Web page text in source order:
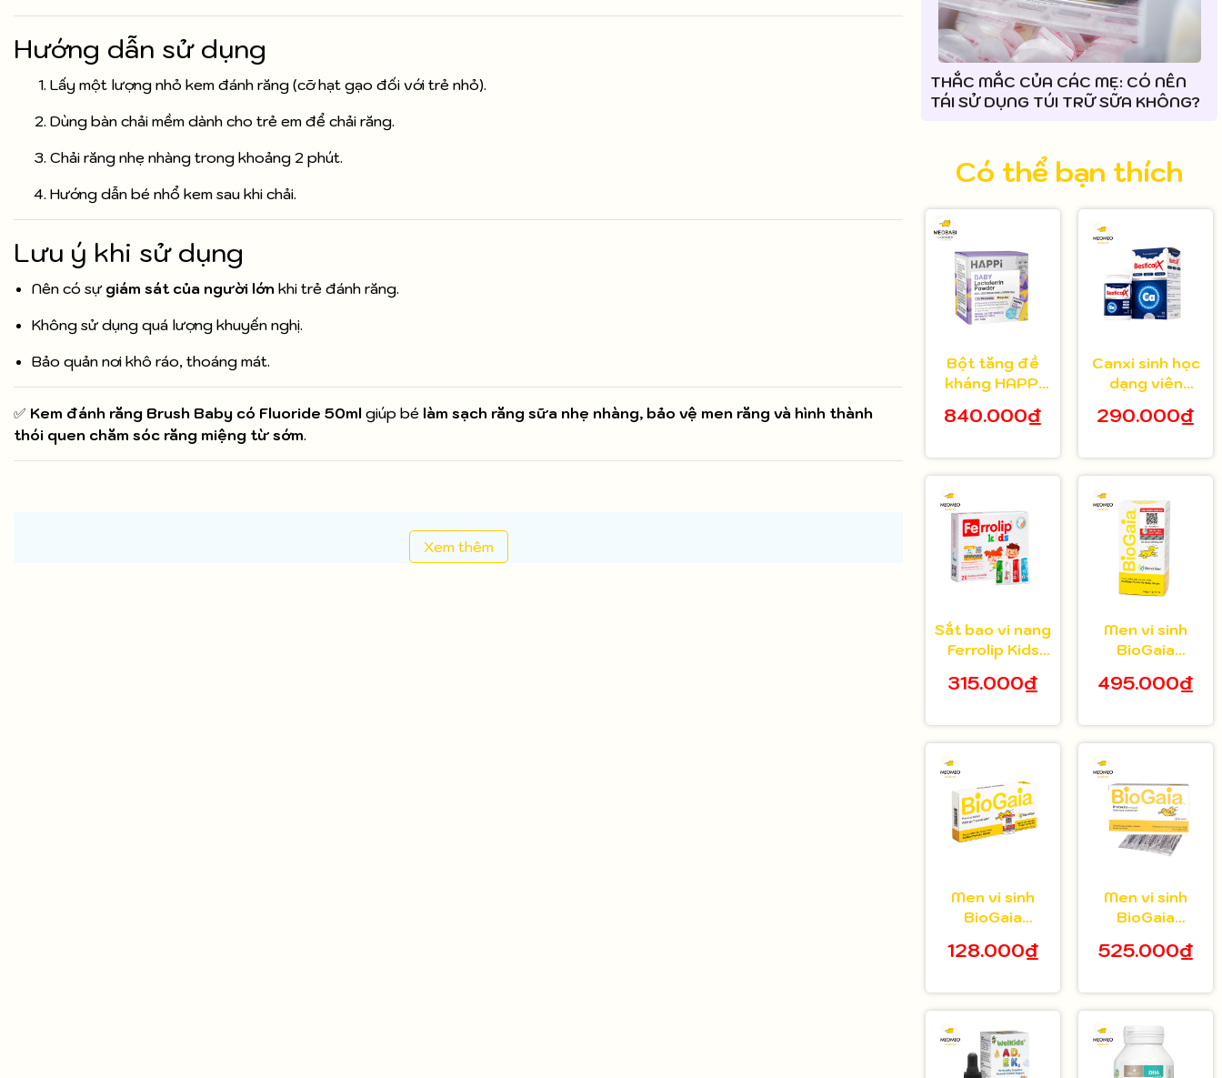
Hướng dẫn sử dụng
Lấy một lượng nhỏ kem đánh răng (cỡ hạt gạo đối với trẻ nhỏ).
Dùng bàn chải mềm dành cho trẻ em để chải răng.
Chải răng nhẹ nhàng trong khoảng 2 phút.
Hướng dẫn bé nhổ kem sau khi chải.
Lưu ý khi sử dụng
Nên có sự giám sát của người lớn khi trẻ đánh răng.
Không sử dụng quá lượng khuyến nghị.
Bảo quản nơi khô ráo, thoáng mát.
✅ Kem đánh răng Brush Baby có Fluoride 50ml giúp bé làm sạch răng sữa nhẹ nhàng, bảo vệ men răng và hình thành
thói quen chăm sóc răng miệng từ sớm.
Xem thêm
THẮC MẮC CỦA CÁC MẸ: CÓ NÊN
TÁI SỬ DỤNG TÚI TRỮ SỮA KHÔNG?
Có thể bạn thích
Bột tăng đề
kháng HAPPi
Baby Úc cho
tuổi
840.000₫
Canxi sinh học
dạng viên
bé từ 8 tuổi 30
290.000₫
Sắt bao vi nang
Ferrolip Kids
tuổi hộp 20 gói
315.000₫
Men vi sinh
BioGaia
bé 5ml
495.000₫
Men vi sinh
BioGaia
viên hộp 10
128.000₫
Men vi sinh
BioGaia
bột hộp 30 gói
525.000₫